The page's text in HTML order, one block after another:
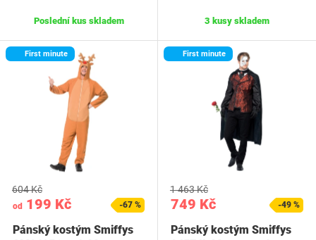
Poslední kus skladem 3 kusy skladem
First minute
od 199 Kč
604 Kč
-67 %
Pánský kostým Smiffys
First minute
749 Kč
1 463 Kč
-49 %
Pánský kostým Smiffys